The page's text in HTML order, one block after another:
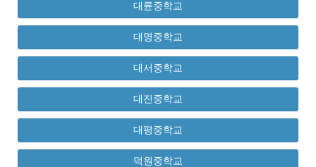
대륜중학교
대명중학교
대서중학교
대진중학교
대평중학교
덕원중학교